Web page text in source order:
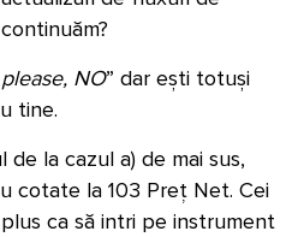
NO” dar ești totuși
tine.
la cazul a) de mai sus,
cotate la 103 Preț Net. Cei
ca să intri pe instrument